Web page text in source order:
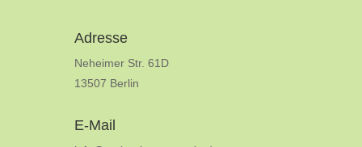
Adresse
Neheimer Str. 61D
13507 Berlin
E-Mail